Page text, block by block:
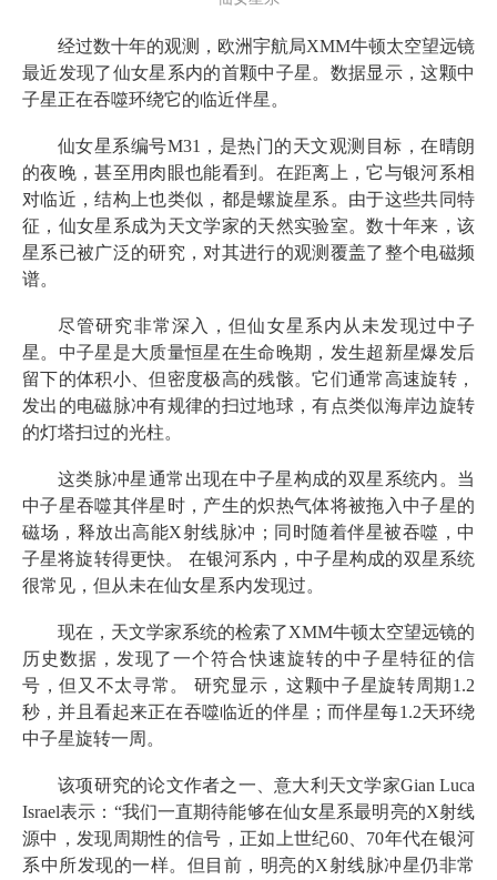
经过数十年的观测，欧洲宇航局XMM牛顿太空望远镜
最近发现了仙女星系内的首颗中子星。数据显示，这颗中
子星正在吞噬环绕它的临近伴星。
仙女星系编号M31，是热门的天文观测目标，在晴朗
的夜晚，甚至用肉眼也能看到。在距离上，它与银河系相
对临近，结构上也类似，都是螺旋星系。由于这些共同特
征，仙女星系成为天文学家的天然实验室。数十年来，该
星系已被广泛的研究，对其进行的观测覆盖了整个电磁频
谱。
尽管研究非常深入，但仙女星系内从未发现过中子
星。中子星是大质量恒星在生命晚期，发生超新星爆发后
留下的体积小、但密度极高的残骸。它们通常高速旋转，
发出的电磁脉冲有规律的扫过地球，有点类似海岸边旋转
的灯塔扫过的光柱。
这类脉冲星通常出现在中子星构成的双星系统内。当
中子星吞噬其伴星时，产生的炽热气体将被拖入中子星的
磁场，释放出高能X射线脉冲；同时随着伴星被吞噬，中
子星将旋转得更快。 在银河系内，中子星构成的双星系统
很常见，但从未在仙女星系内发现过。
现在，天文学家系统的检索了XMM牛顿太空望远镜的
历史数据，发现了一个符合快速旋转的中子星特征的信
号，但又不太寻常。 研究显示，这颗中子星旋转周期1.2
秒，并且看起来正在吞噬临近的伴星；而伴星每1.2天环绕
中子星旋转一周。
该项研究的论文作者之一、意大利天文学家Gian Luca
Israel表示：“我们一直期待能够在仙女星系最明亮的X射线
源中，发现周期性的信号，正如上世纪60、70年代在银河
系中所发现的一样。但目前，明亮的X射线脉冲星仍非常